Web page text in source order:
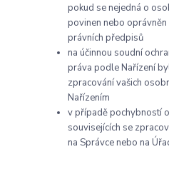
pokud se nejedná o
povinen nebo
právních předpisů
na účinnou soudní
práva podle Nařízení
zpracování vašich
Nařízením
v případě pochybností
souvisejících se
na Správce nebo na